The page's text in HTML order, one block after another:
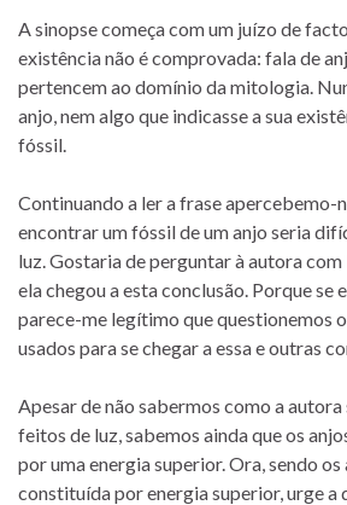
A sinopse começa com um juízo de
existência não é comprovada: fala de
pertencem ao domínio da mitologia.
anjo, nem algo que indicasse a sua
fóssil.
Continuando a ler a frase apercebemo-
encontrar um fóssil de um anjo seria
luz. Gostaria de perguntar à autora com
ela chegou a esta conclusão. Porque
parece-me legítimo que questionemos
usados para se chegar a essa e outras
Apesar de não sabermos como a autora
feitos de luz, sabemos ainda que os
por uma energia superior. Ora, sendo
constituída por energia superior, urge a